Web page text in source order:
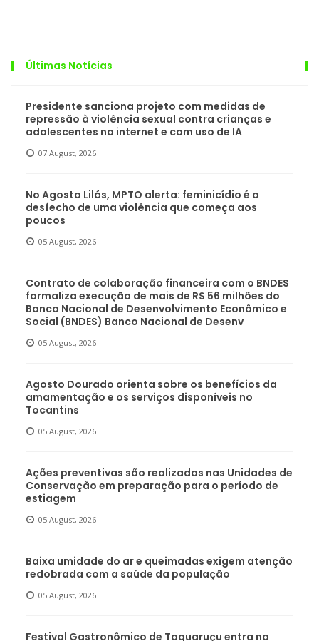
Últimas Notícias
Presidente sanciona projeto com medidas de
repressão à violência sexual contra crianças e
adolescentes na internet e com uso de IA
07 August, 2026
No Agosto Lilás, MPTO alerta: feminicídio é o
desfecho de uma violência que começa aos
poucos
05 August, 2026
Contrato de colaboração financeira com o BNDES
formaliza execução de mais de R$ 56 milhões do
Banco Nacional de Desenvolvimento Econômico e
Social (BNDES) Banco Nacional de Desenv
05 August, 2026
Agosto Dourado orienta sobre os benefícios da
amamentação e os serviços disponíveis no
Tocantins
05 August, 2026
Ações preventivas são realizadas nas Unidades de
Conservação em preparação para o período de
estiagem
05 August, 2026
Baixa umidade do ar e queimadas exigem atenção
redobrada com a saúde da população
05 August, 2026
Festival Gastronômico de Taquaruçu entra na